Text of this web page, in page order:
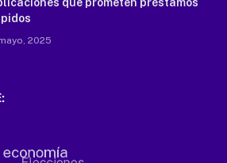
que prometen préstamos
2025